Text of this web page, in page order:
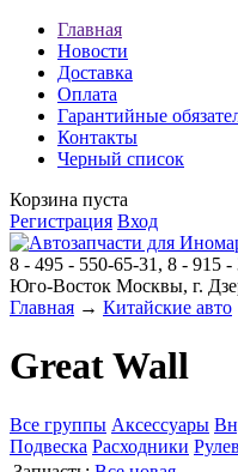
Главная
Новости
Доставка
Оплата
Гарантийные
Контакты
Черный список
Корзина пуста
Регистрация Вход
8 - 495 - 550-65-31, 8 - 915 -
Юго-Восток Москвы, г.
Главная → Китайские авто
Great Wall
Все группы Аксессуары
Подвеска Расходники